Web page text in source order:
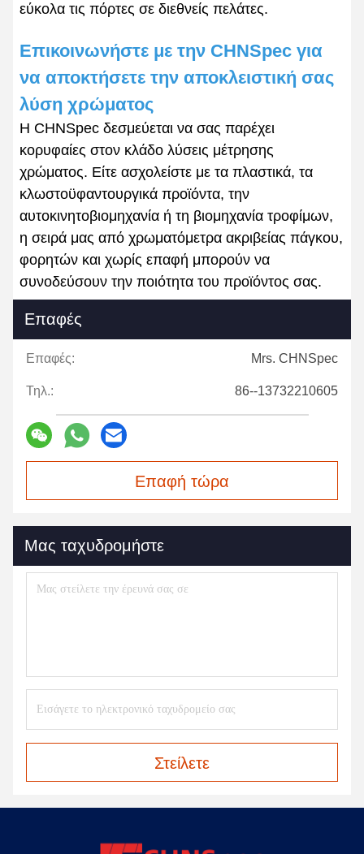
εύκολα τις πόρτες σε διεθνείς πελάτες.
Επικοινωνήστε με την CHNSpec για
να αποκτήσετε την αποκλειστική σας
λύση χρώματος
Η CHNSpec δεσμεύεται να σας παρέχει
κορυφαίες στον κλάδο λύσεις μέτρησης
χρώματος. Είτε ασχολείστε με τα πλαστικά, τα
κλωστοϋφαντουργικά προϊόντα, την
αυτοκινητοβιομηχανία ή τη βιομηχανία τροφίμων,
η σειρά μας από χρωματόμετρα ακριβείας πάγκου,
φορητών και χωρίς επαφή μπορούν να
συνοδεύσουν την ποιότητα του προϊόντος σας.
Επαφές
Επαφές: Mrs. CHNSpec
Τηλ.: 86--13732210605
Επαφή τώρα
Μας ταχυδρομήστε
Στείλετε